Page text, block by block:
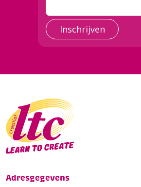
Inschrijven
Adresgegevens